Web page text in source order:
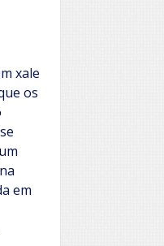
xale
os
em